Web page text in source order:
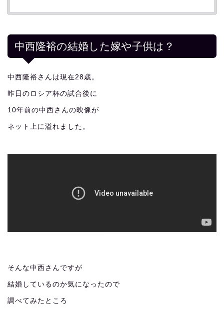
中西隆裕の結婚した嫁や子供は？
中西隆裕さんは現在28歳。
昨日のロシア杯の試合後に
10年前の中西さんの映像が
ネット上に溢れました。
そんな中西さんですが
結婚しているのか気になったので
調べてみたところ